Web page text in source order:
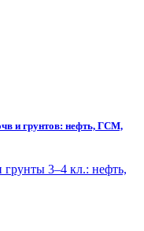
и грунтов: нефть, ГСМ,
3–4 кл.: нефть,